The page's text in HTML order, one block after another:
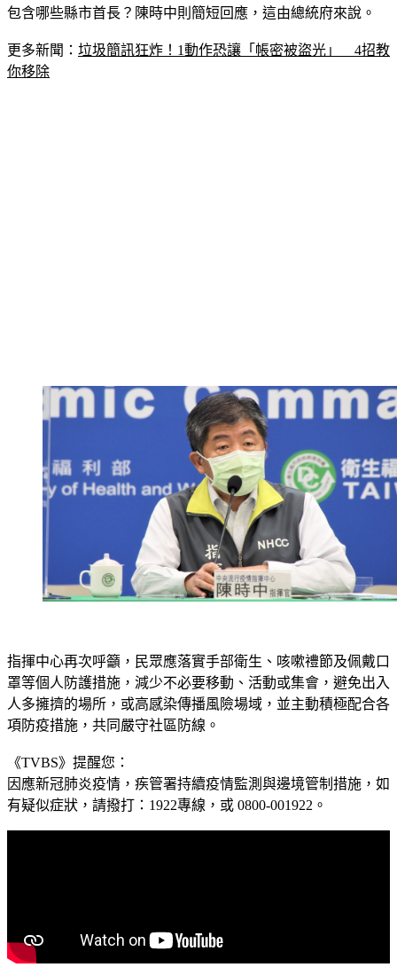
包含哪些縣市首長？陳時中則簡短回應，這由總統府來說。
更多新聞： 垃圾簡訊狂炸！1動作恐讓「帳密被盜光」　4招教
你移除
指揮中心再次呼籲，民眾應落實手部衛生、咳嗽禮節及佩戴口
罩等個人防護措施，減少不必要移動、活動或集會，避免出入
人多擁擠的場所，或高感染傳播風險場域，並主動積極配合各
項防疫措施，共同嚴守社區防線。
《TVBS》提醒您：
因應新冠肺炎疫情，疾管署持續疫情監測與邊境管制措施， 如
有疑似症狀，請撥打：1922專線，或 0800-001922。